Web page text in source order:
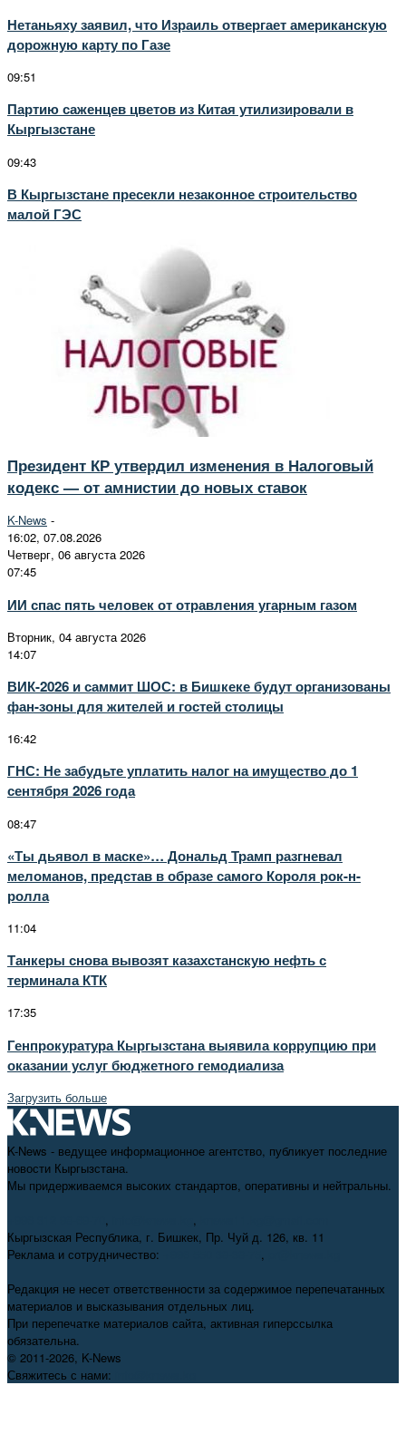
Нетаньяху заявил, что Израиль отвергает американскую
дорожную карту по Газе
09:51
Партию саженцев цветов из Китая утилизировали в
Кыргызстане
09:43
В Кыргызстане пресекли незаконное строительство
малой ГЭС
Президент КР утвердил изменения в Налоговый
кодекс — от амнистии до новых ставок
K-News -
16:02, 07.08.2026
Четверг, 06 августа 2026
07:45
ИИ спас пять человек от отравления угарным газом
Вторник, 04 августа 2026
14:07
ВИК-2026 и саммит ШОС: в Бишкеке будут организованы
фан-зоны для жителей и гостей столицы
16:42
ГНС: Не забудьте уплатить налог на имущество до 1
сентября 2026 года
08:47
«Ты дьявол в маске»… Дональд Трамп разгневал
меломанов, представ в образе самого Короля рок-н-
ролла
11:04
Танкеры снова вывозят казахстанскую нефть с
терминала КТК
17:35
Генпрокуратура Кыргызстана выявила коррупцию при
оказании услуг бюджетного гемодиализа
Загрузить больше
K-News - ведущее информационное агентство, публикует последние
новости Кыргызстана.
Мы придерживаемся высоких стандартов, оперативны и нейтральны.
, ,
Кыргызская Республика, г. Бишкек, Пр. Чуй д. 126, кв. 11
Реклама и сотрудничество:
,
Редакция не несет ответственности за содержимое перепечатанных
материалов и высказывания отдельных лиц.
При перепечатке материалов сайта, активная гиперссылка
обязательна.
© 2011-2026, K-News
Свяжитесь с нами: